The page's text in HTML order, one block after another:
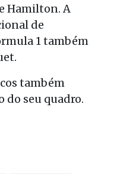
Hamilton. A
de
1 também
também
do seu quadro.